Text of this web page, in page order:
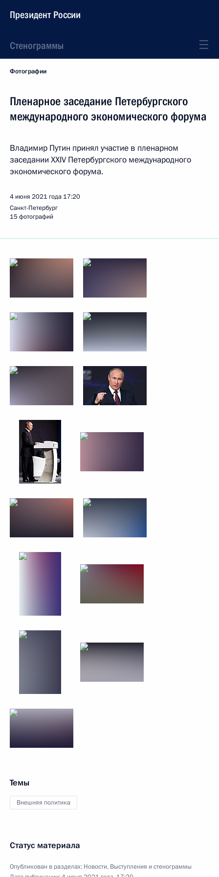
Президент России
Стенограммы
Фотографии
Пленарное заседание Петербургского
международного экономического форума
Владимир Путин принял участие в пленарном
заседании XXIV Петербургского международного
экономического форума.
4 июня 2021 года 17:20
Санкт-Петербург
15 фотографий
Темы
Внешняя политика
Статус материала
Опубликован в разделах: Новости, Выступления и стенограммы